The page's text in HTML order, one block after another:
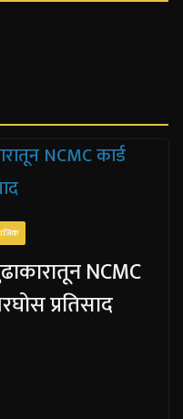
NCMC
प्रतिसाद